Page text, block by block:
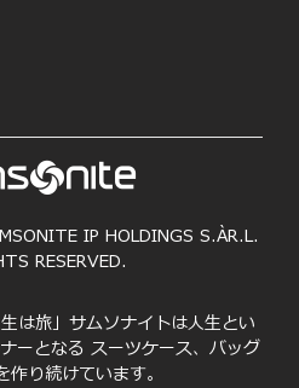
IP HOLDINGS S.ÀR.L.
RESERVED.
は旅」サムソナイトは人生とい
ーとなる スーツケース、バッグ
作り続けています。